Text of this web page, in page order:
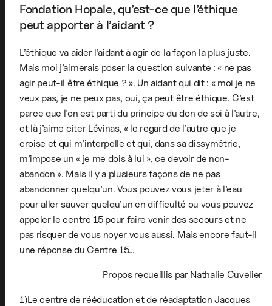
Fondation Hopale, qu’est-ce que l’éthique
peut apporter à l’aidant ?
L’éthique va aider l’aidant à agir de la façon la plus juste.
Mais moi j’aimerais poser la question suivante : « ne pas
agir peut-il être éthique ? ». Un aidant qui dit : « moi je ne
veux pas, je ne peux pas, oui, ça peut être éthique. C’est
parce que l’on est parti du principe du don de soi à l’autre,
et là j’aime citer Lévinas, « le regard de l’autre que je
croise et qui m’interpelle et qui, dans sa dissymétrie,
m’impose un « je me dois à lui », ce devoir de non-
abandon ». Mais il y a plusieurs façons de ne pas
abandonner quelqu’un. Vous pouvez vous jeter à l’eau
pour aller sauver quelqu’un en difficulté ou vous pouvez
appeler le centre 15 pour faire venir des secours et ne
pas risquer de vous noyer vous aussi. Mais encore faut-il
une réponse du Centre 15…
Propos recueillis par Nathalie Cuvelier
1)Le centre de rééducation et de réadaptation Jacques